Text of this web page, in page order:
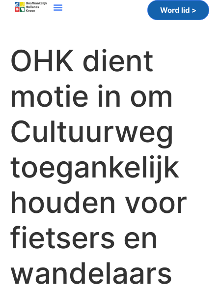
Word lid >
OHK dient
motie in om
Cultuurweg
toegankelijk
houden voor
fietsers en
wandelaars